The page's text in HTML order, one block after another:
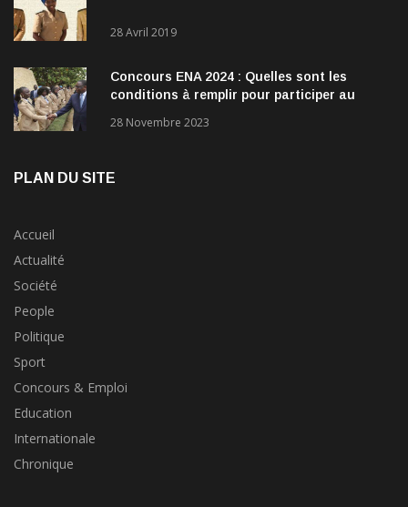
28 Avril 2019
Concours ENA 2024 : Quelles sont les
conditions à remplir pour participer au
28 Novembre 2023
PLAN DU SITE
Accueil
Actualité
Société
People
Politique
Sport
Concours & Emploi
Education
Internationale
Chronique